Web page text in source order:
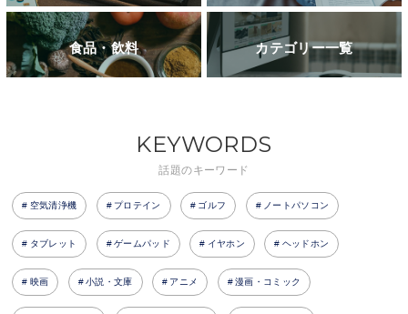
食品・飲料 カテゴリー一覧
KEYWORDS
話題のキーワード
空気清浄機 プロテイン ゴルフ ノートパソコン
タブレット ゲームパッド イヤホン ヘッドホン
映画 小説・文庫 アニメ 漫画・コミック